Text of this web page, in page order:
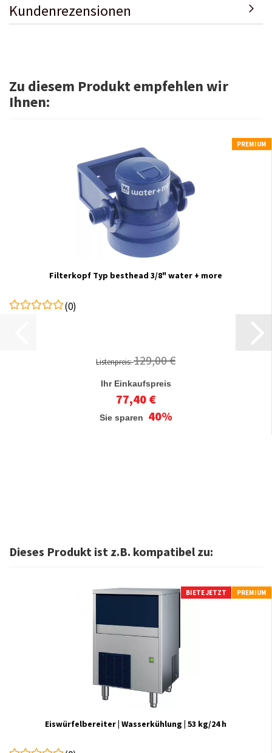
Kundenrezensionen
Zu diesem Produkt empfehlen wir
Ihnen:
PREMIUM
Filterkopf Typ besthead 3/8" water + more
(0)
Listenpreis:129,00 €
Ihr Einkaufspreis
77,40 €
Sie sparen 40%
Dieses Produkt ist z.B. kompatibel zu:
BIETE JETZT PREMIUM
Eiswürfelbereiter | Wasserkühlung | 53 kg/24 h